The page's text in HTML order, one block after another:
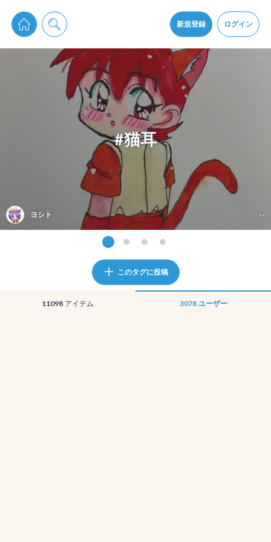
新規登録 ログイン
pixiv Sketchは2024年5月28日付で プライパシーポリシーを改定しました。
通知を受け取るにはここをクリックします
pixiv Sketchアプリでさらに快適に！
アプリをインストール
#猫耳
ヨシト --
このタグに投稿
11098 アイテム 3078 ユーザー